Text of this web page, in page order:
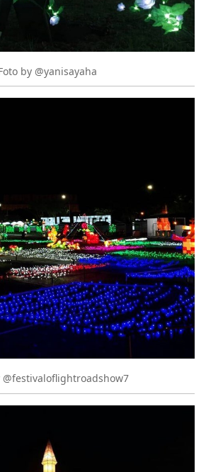
by @yanisayaha
@festivaloflightroadshow7